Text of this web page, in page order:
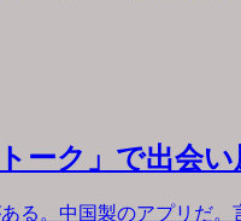
ーク」で出会い
る。中国製のアプリだ